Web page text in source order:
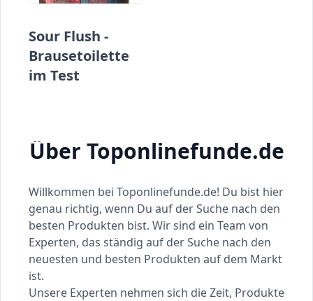
Sour Flush -
Brausetoilette
im Test
Über Toponlinefunde.de
Willkommen bei Toponlinefunde.de! Du bist hier
genau richtig, wenn Du auf der Suche nach den
besten Produkten bist. Wir sind ein Team von
Experten, das ständig auf der Suche nach den
neuesten und besten Produkten auf dem Markt
ist.
Unsere Experten nehmen sich die Zeit, Produkte